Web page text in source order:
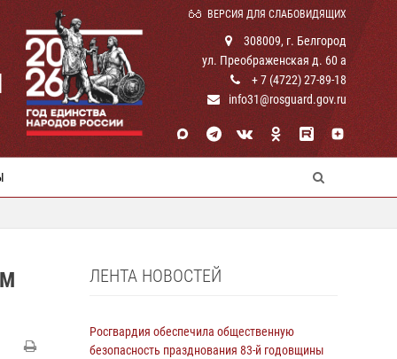
ВЕРСИЯ ДЛЯ СЛАБОВИДЯЩИХ
308009, г. Белгород
ул. Преображенская д. 60 а
+ 7 (4722) 27-89-18
info31@rosguard.gov.ru
ЛЕНТА НОВОСТЕЙ
Росгвардия обеспечила общественную
безопасность празднования 83-й годовщины